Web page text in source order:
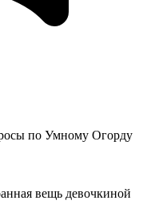
по Умному Огорду
вещь девочкиной